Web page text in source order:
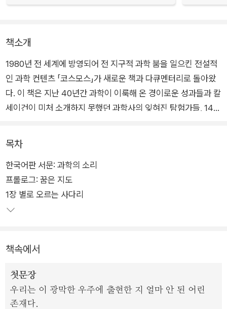
책소개
1980년 전 세계에 방영되어 전 지구적 과학 붐을 일으킨 전설적
인 과학 컨텐츠 「코스모스」가 새로운 책과 다큐멘터리로 돌아왔
다. 이 책은 지난 40년간 과학이 이룩해 온 경이로운 성과들과 칼
세이건이 미처 소개하지 못했던 과학사의 잊혀진 탐험가들, 140
우리 지구와 다른 세계들의 이야기를 들려주면서, 우주적 관점에
서 본 인간의 본질이라는 칼 세이건의 웅혼한 메시지를 다시 한번
들려준다.
칼 세이건의 첫 <코스모스>와 마찬가지로 모두 13장으로 구성
되어 있는 <코스모스: 가능한 세계들>은 시리즈의 첫 책과 마찬
을 온전하게 담고 있다. 자신은 “과학자가 아니라 이야기의 수렵
채집인”이라고 겸손하게 자처하는 앤 드루얀은 자신과 칼 세이건
이 가장 소중하게 여겨 온 이야기들을 펼쳐 놓는다.
목차
한국어판 서문: 과학의 소리
프롤로그: 꿈은 지도
1장 별로 오르는 사다리
책속에서
첫문장
우리는 이 광막한 우주에 출현한 지 얼마 안 된 어린
존재다.